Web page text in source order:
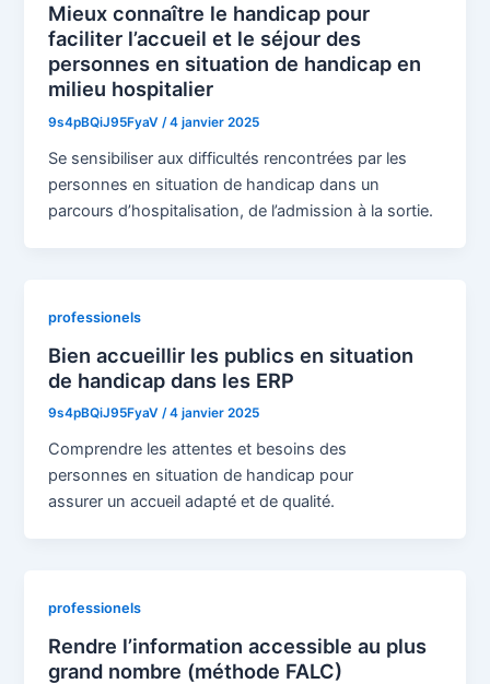
Mieux connaître le handicap pour
faciliter l’accueil et le séjour des
personnes en situation de handicap en
milieu hospitalier
9s4pBQiJ95FyaV/4 janvier 2025
Se sensibiliser aux difficultés rencontrées par les
personnes en situation de handicap dans un
parcours d’hospitalisation, de l’admission à la sortie.
professionels
Bien accueillir les publics en situation
de handicap dans les ERP
9s4pBQiJ95FyaV/4 janvier 2025
Comprendre les attentes et besoins des
personnes en situation de handicap pour
assurer un accueil adapté et de qualité.
professionels
Rendre l’information accessible au plus
grand nombre (méthode FALC)